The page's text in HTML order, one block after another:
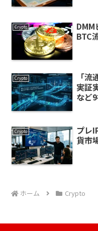
Crypto
BTC
Crypto
「
実証
など
Crypto
プレ
貨市
ホーム Crypto